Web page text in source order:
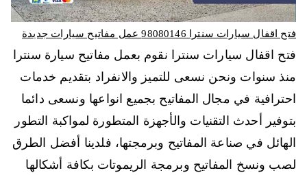
فتح اقفال سيارات سنترا 98080146‬ عمل مفاتيح سيارات جديدة
فتح اقفال سيارات سنترا نقوم بعمل مفاتيح سيارة سنترا
منذ سنوات ونحن نسعى للتميز والانفراد بتقديم خدمات
احترافية في مجال المفاتيح بجميع انواعها ونسعى دائما
بتوفير أحدث التقنيات والأجهزة المتطورة لمواكبة التطور
الهائل في صناعة المفاتيح وبرمجتها، فلدينا أفضل الطرق
لصب ونسخ المفاتيح وبرمجة الريموتات بكافة أشكالها